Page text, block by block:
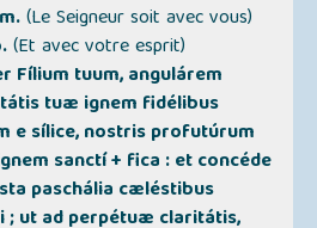
(Le Seigneur soit avec vous)
(Et avec votre esprit)
Fílium tuum, angulárem
tuæ ignem fidélibus
e sílice, nostris profutúrum
sanctí + fica : et concéde
paschália cæléstibus
; ut ad perpétuæ claritátis,